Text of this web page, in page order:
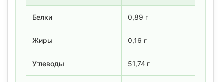
Белки 0,89 г
Жиры 0,16 г
Углеводы 51,74 г